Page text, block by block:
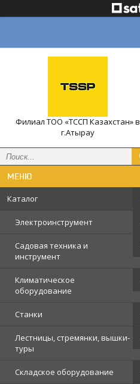
Филиал ТОО «ТССП Казахстан» в
г.Атырау
Каталог
Электроинструмент
Садовая техника и
инструмент
Климатическое
оборудование
Станки
Лестницы, стремянки, вышки-
туры
Складское оборудование